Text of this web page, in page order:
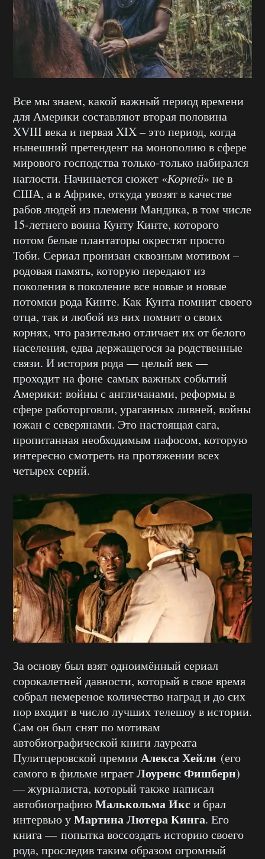
Все мы знаем, какой важный период времени
для Америки составляют вторая половина
XVIII века и первая XIX – это период, когда
нынешний претендент на монополию в сфере
мирового господства только-только набирался
наглости. Начинается сюжет «Корней» не в
США, а в Африке, откуда увозят в качестве
рабов людей из племени Мандика, в том числе
15-летнего воина Кунту Кинте, которого
потом белые плантаторы окрестят просто
Тоби. Сериал пронизан сквозным мотивом –
родовая память, которую передают из
поколения в поколение все новые и новые
потомки рода Кинте. Как Кунта помнит своего
отца, так и любой из них помнит о своих
корнях, что разительно отличает их от белого
населения, едва держащегося за родственные
связи. И история рода — целый век —
проходит на фоне самых важных событий
Америки: войны с англичанами, реформы в
сфере работорговли, ураганных ливней, войны
южан с северянами. Это настоящая сага,
пропитанная необходимым пафосом, которую
интересно смотреть на протяжении всех
четырех серий.
За основу был взят одноимённый сериал
сорокалетней давности, который в свое время
собрал немереное количество наград и до сих
пор входит в число лучших телешоу в истории.
Сам он был снят по мотивам
автобиографической книги лауреата
Пулитцеровской премии Алекса Хейли (его
самого в фильме играетЛоуренс Фишберн)
— журналиста, который также написал
автобиографиюМалькольма Икси брал
интервью уМартина Лютера Кинга. Его
книга — попытка воссоздать историю своего
рода, проследив таким образом огромный